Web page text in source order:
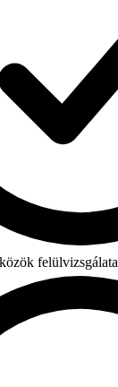
felülvizsgálata